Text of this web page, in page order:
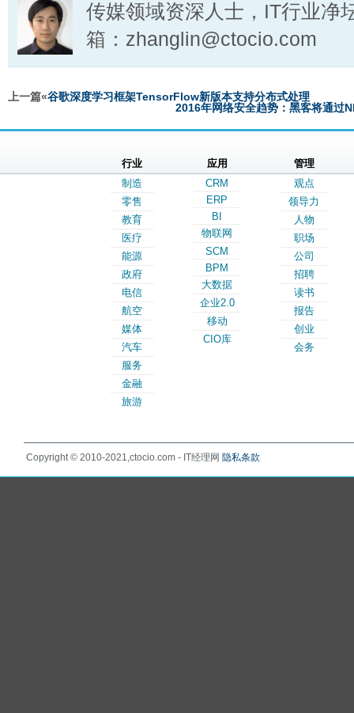
传媒领域资深人士，IT行业净
箱：zhanglin@ctocio.com
上一篇«谷歌深度学习框架TensorFlow新版本支持分布式处理
2016年网络安全趋势：黑客将通过
行业
制造
零售
教育
医疗
能源
政府
电信
航空
媒体
汽车
服务
金融
旅游
应用
CRM
ERP
BI
物联网
SCM
BPM
大数据
企业2.0
移动
CIO库
管理
观点
领导力
人物
职场
公司
招聘
读书
报告
创业
会务
Copyright © 2010-2021,ctocio.com - IT经理网 隐私条款